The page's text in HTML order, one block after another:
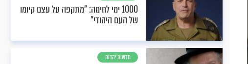
1000 ימי לחימה: "מתקפה על עצם קיומו
של העם היהודי"
חדשות יהדות